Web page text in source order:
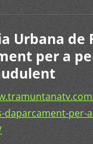
Urbana
per a
daparcament-